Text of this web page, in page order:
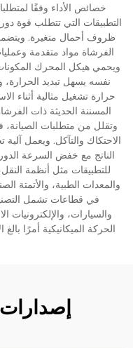
خصائص الأداء وفقًا
التطبيقات التي تتطلب قوة
ظروف أحمال متغيرة.
الفرشاة مواد متقدمة
ويحمي هيكل المحرك
نفسه يسهل تبديد الحرارة،
حرارة تشغيل مثالية أثناء
المسننة الحديثة ذات
وتقلل من متطلبات
الاحتكاك والتآكل. ويعمل
الناتج مع خفض السرعة
للتطبيقات مثل أنظمة
والمعدات الطبية، والأتمتة
في قطاعات تشمل
والسيارات، والإلكترونيات
الحركة الميكانيكية أمرًا